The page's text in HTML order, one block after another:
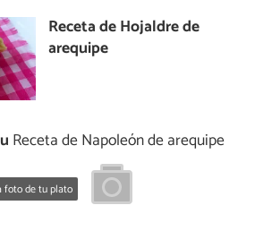
Receta de Hojaldre de
arequipe
Receta de Napoleón de arequipe
foto de tu plato